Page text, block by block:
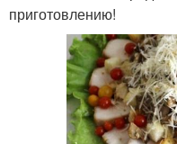
приготовлению!